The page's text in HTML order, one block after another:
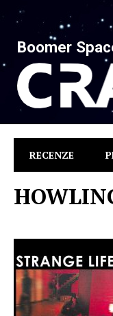
Boomer
RECENZE